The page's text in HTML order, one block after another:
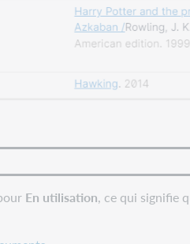
En utilisation, ce qui signifie